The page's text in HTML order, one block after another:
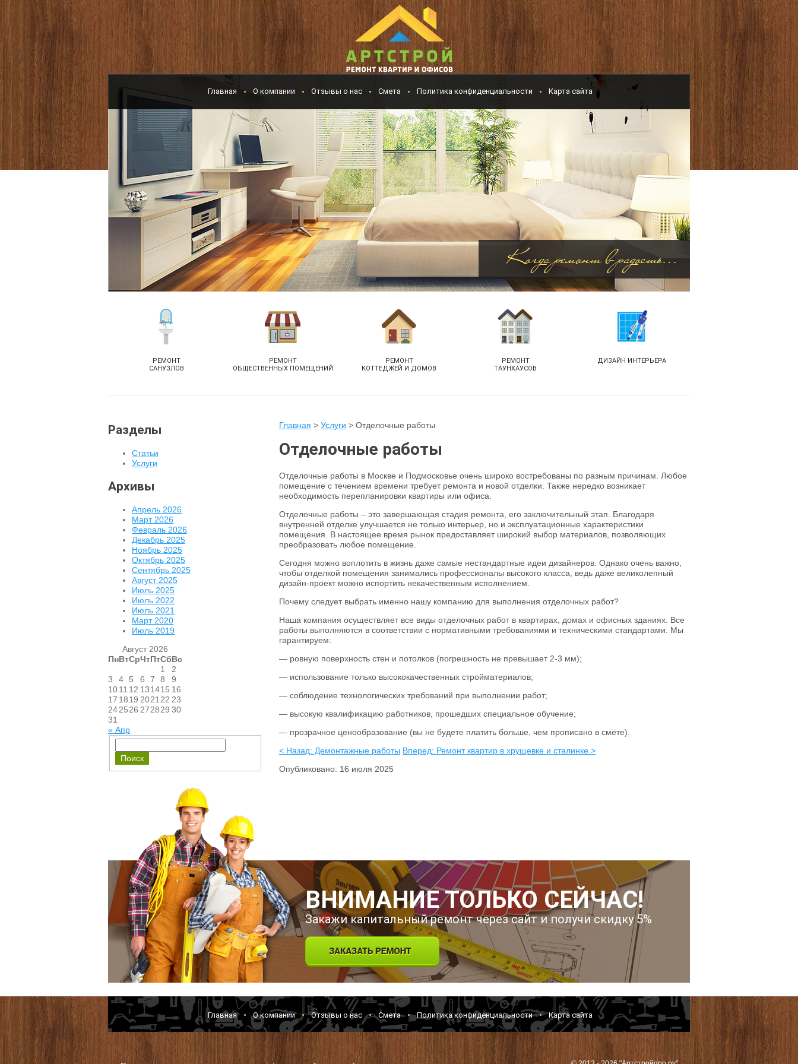
Главная О компании Отзывы о нас Смета Политика конфиденциальности Карта сайта
РЕМОНТ
САНУЗЛОВ
РЕМОНТ
ОБЩЕСТВЕННЫХ ПОМЕЩЕНИЙ
РЕМОНТ
КОТТЕДЖЕЙ И ДОМОВ
РЕМОНТ
ТАУНХАУСОВ
ДИЗАЙН ИНТЕРЬЕРА
Разделы
Статьи
Услуги
Архивы
Апрель 2026
Март 2026
Февраль 2026
Декабрь 2025
Ноябрь 2025
Октябрь 2025
Сентябрь 2025
Август 2025
Июль 2025
Июль 2022
Июль 2021
Март 2020
Июль 2019
Август 2026
ПнВтСрЧтПтСбВс
1
2
3
4 5 6 7 8
9
1011 12 131415 16
17 1819 2021 22 23
242526 272829 30
31
« Апр
Главная > Услуги > Отделочные работы
Отделочные работы
Отделочные работы в Москве и Подмосковье очень широко востребованы по разным причинам. Любое
помещение с течением времени требует ремонта и новой отделки. Также нередко возникает
необходимость перепланировки квартиры или офиса.
Отделочные работы – это завершающая стадия ремонта, его заключительный этап. Благодаря
внутренней отделке улучшается не только интерьер, но и эксплуатационные характеристики
помещения. В настоящее время рынок предоставляет широкий выбор материалов, позволяющих
преобразовать любое помещение.
Сегодня можно воплотить в жизнь даже самые нестандартные идеи дизайнеров. Однако очень важно,
чтобы отделкой помещения занимались профессионалы высокого класса, ведь даже великолепный
дизайн-проект можно испортить некачественным исполнением.
Почему следует выбрать именно нашу компанию для выполнения отделочных работ?
Наша компания осуществляет все виды отделочных работ в квартирах, домах и офисных зданиях. Все
работы выполняются в соответствии с нормативными требованиями и техническими стандартами. Мы
гарантируем:
— ровную поверхность стен и потолков (погрешность не превышает 2-3 мм);
— использование только высококачественных стройматериалов;
— соблюдение технологических требований при выполнении работ;
— высокую квалификацию работников, прошедших специальное обучение;
— прозрачное ценообразование (вы не будете платить больше, чем прописано в смете).
< Назад: Демонтажные работы Вперед: Ремонт квартир в хрущевке и сталинке >
Опубликовано: 16 июля 2025
ВНИМАНИЕ ТОЛЬКО СЕЙЧАС!
Закажи капитальный ремонт через сайт и получи скидку 5%
Главная О компании Отзывы о нас Смета Политика конфиденциальности Карта сайта